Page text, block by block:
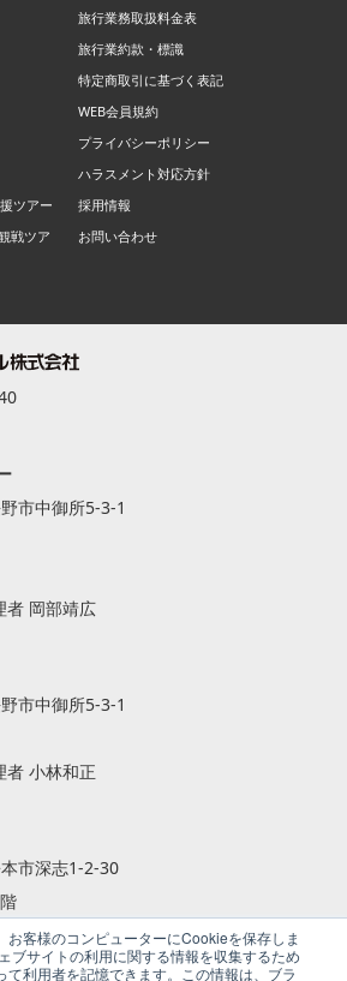
お客様のコンピューターにCookieを保存しま
ブサイトの利用に関する情報を収集するため
て利用者を記憶できます。この情報は、ブラ
ツアー
戦ツア
旅行業務取扱料金表
旅行業約款・標識
特定商取引に基づく表記
WEB会員規約
プライバシーポリシー
ハラスメント対応方針
採用情報
お問い合わせ
市中御所5-3-1
者 岡部靖広
市中御所5-3-1
者 小林和正
市深志1-2-30
者 籾倉 一斗